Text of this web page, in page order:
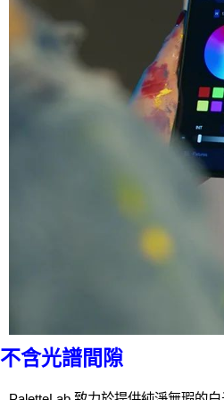
不含光譜間隙